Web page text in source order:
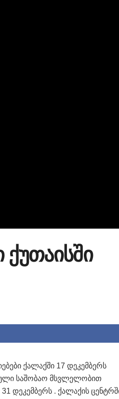
ქალაქში 17 დეკემბერს
საშობაო მსვლელობით
დეკემბერს . ქალაქის